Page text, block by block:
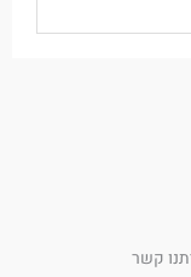
קשר